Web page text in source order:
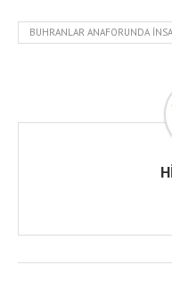
BUHRANLAR ANAFORUNDA